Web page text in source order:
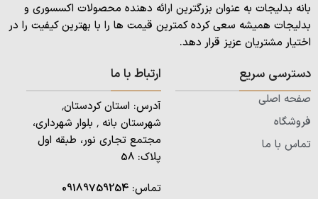
بانه بدلیجات به عنوان بزرگترین ارائه دهنده محصولات اکسسوری و
بدلیجات همیشه سعی کرده کمترین قیمت ها را با بهترین کیفیت را در
اختیار مشتریان عزیز قرار دهد.
دسترسی سریع
صفحه اصلی
فروشگاه
تماس با ما
ارتباط با ما
آدرس: استان کردستان٬
شهرستان بانه ٬ بلوار شهرداری،
مجتمع تجاری نور، طبقه اول
پلاک: 58
تماس: 09189759254